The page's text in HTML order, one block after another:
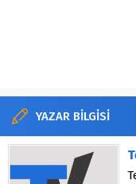
YAZAR BİLGİSİ